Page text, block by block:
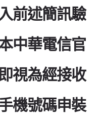
前述簡訊驗
中華電信官
視為經接收
機號碼申裝